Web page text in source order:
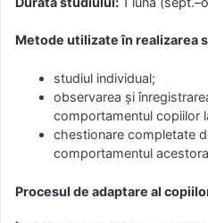
Metode utilizate în realizarea
studiul individual;
observarea și
comportamentul copiilor
chestionare completate
comportamentul
Procesul de adaptare al